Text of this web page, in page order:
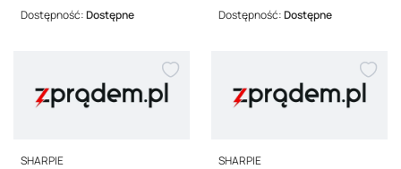
Dostępność:Dostępne Dostępność:Dostępne
PRODUCENT
SHARPIE PRODUCENT
SHARPIE